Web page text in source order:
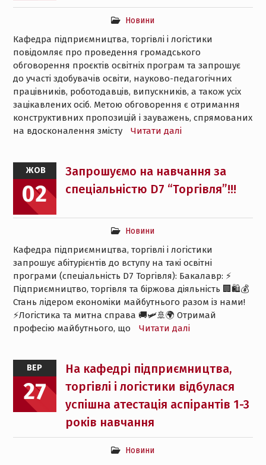
Новини
Кафедра підприємництва, торгівлі і логістики
повідомляє про проведення громадського
обговорення проєктів освітніх програм та запрошує
до участі здобувачів освіти, науково-педагогічних
працівників, роботодавців, випускників, а також усіх
зацікавлених осіб. Метою обговорення є отримання
конструктивних пропозицій і зауважень, спрямованих
на вдосконалення змісту
Читати далі
ЖОВ
02
Запрошуємо на навчання за
спеціальністю D7 “Торгівля”!!!
Новини
Кафедра підприємництва, торгівлі і логістики
запрошує абітурієнтів до вступу на такі освітні
програми (спеціальність D7 Торгівля): Бакалавр: ⚡️
Підприємництво, торгівля та біржова діяльність 🏢🛍💰
Стань лідером економіки майбутнього разом із нами!
⚡️Логістика та митна справа 🚚🛩🚢🌍 Отримай
професію майбутнього, що
Читати далі
ВЕР
27
На кафедрі підприємництва,
торгівлі і логістики відбулася
успішна атестація аспірантів 1-3
років навчання
Новини